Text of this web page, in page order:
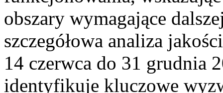
obszary wymagające
szczegółowa analiza
14 czerwca do 31 grudnia
identyfikuje kluczowe